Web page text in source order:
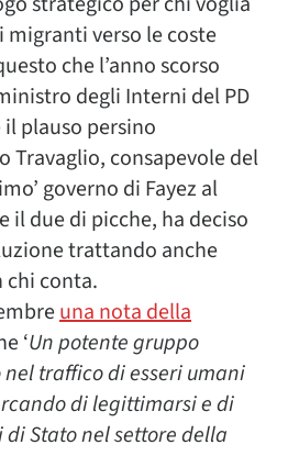
migranti verso le coste
che l’anno scorso
degli Interni del PD
plauso persino
Travaglio, consapevole del
governo di Fayez al
il due di picche, ha deciso
trattando anche
conta.
una nota della
‘Un potente gruppo
traffico di esseri umani
di legittimarsi e di
Stato nel settore della